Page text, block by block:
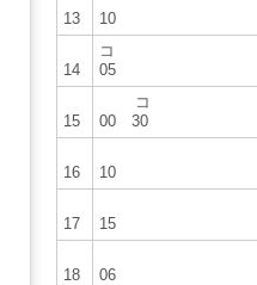
13 10
14
コ
05
15
コ
00 30
16 10
17 15
18 06